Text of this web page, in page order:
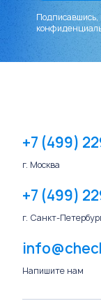
Подписавшись,
+7 (499)
г. Москва
+7 (499)
г. Санкт-
Напишите нам